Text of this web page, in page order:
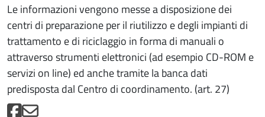
Le informazioni vengono messe a disposizione dei
centri di preparazione per il riutilizzo e degli impianti di
trattamento e di riciclaggio in forma di manuali o
attraverso strumenti elettronici (ad esempio CD-ROM e
servizi on line) ed anche tramite la banca dati
predisposta dal Centro di coordinamento. (art. 27)